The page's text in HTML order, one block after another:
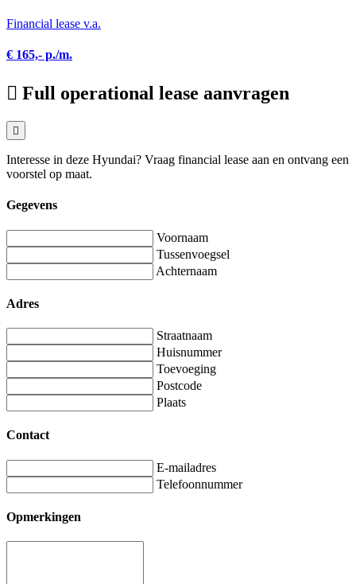
Financial lease v.a.
€ 165,- p./m.
Full operational lease aanvragen
Interesse in deze Hyundai? Vraag financial lease aan en ontvang een
voorstel op maat.
Gegevens
Voornaam
Tussenvoegsel
Achternaam
Adres
Straatnaam
Huisnummer
Toevoeging
Postcode
Plaats
Contact
E-mailadres
Telefoonnummer
Opmerkingen